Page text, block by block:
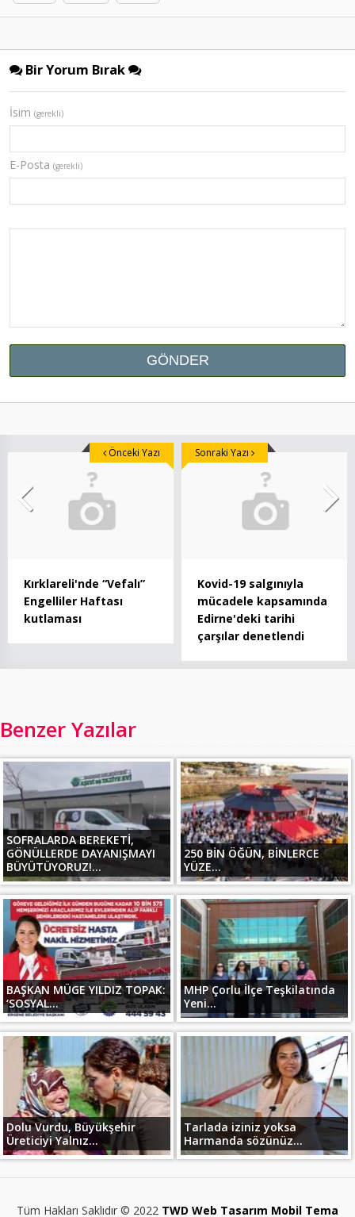
Bir Yorum Bırak
İsim (gerekli)
E-Posta (gerekli)
Kırklareli'nde “Vefalı”
Engelliler Haftası
kutlaması
Önceki Yazı
Kovid-19 salgınıyla
mücadele kapsamında
Edirne'deki tarihi
çarşılar denetlendi
Sonraki Yazı
Benzer Yazılar
SOFRALARDA BEREKETİ,
GÖNÜLLERDE DAYANIŞMAYI
BÜYÜTÜYORUZ!...
250 BİN ÖĞÜN, BİNLERCE
YÜZE...
BAŞKAN MÜGE YILDIZ TOPAK:
‘SOSYAL...
MHP Çorlu İlçe Teşkilatında
Yeni...
Dolu Vurdu, Büyükşehir
Üreticiyi Yalnız...
Tarlada iziniz yoksa
Harmanda sözünüz...
Tüm Hakları Saklıdır © 2022 TWD Web Tasarım Mobil Tema